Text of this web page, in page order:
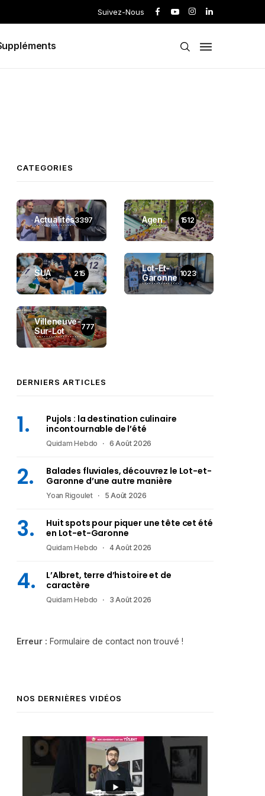
Suivez-Nous
CATEGORIES
Actualités3397 Agen 1512
SUA 215
Lot-Et-
Garonne 1023
Villeneuve-
Sur-Lot
777
DERNIERS ARTICLES
Pujols : la destination culinaire
incontournable de l’été
Quidam Hebdo 6 Août 2026
Balades fluviales, découvrez le Lot-et-
Garonne d’une autre manière
Yoan Rigoulet 5 Août 2026
Huit spots pour piquer une tête cet été
en Lot-et-Garonne
Quidam Hebdo 4 Août 2026
L’Albret, terre d’histoire et de
caractère
Quidam Hebdo 3 Août 2026
Erreur : Formulaire de contact non trouvé !
NOS DERNIÈRES VIDÉOS